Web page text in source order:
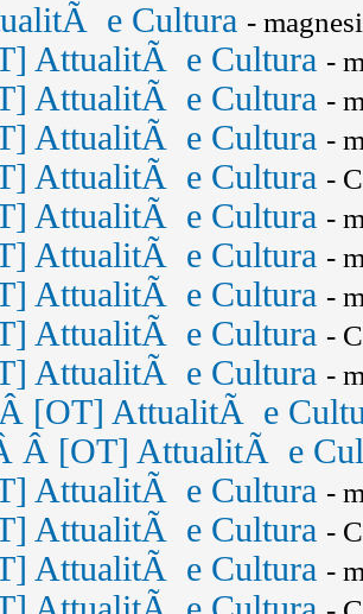
e Cultura -
AttualitÃ e Cultura -
AttualitÃ e Cultura -
AttualitÃ e Cultura -
AttualitÃ e Cultura -
AttualitÃ e Cultura -
AttualitÃ e Cultura -
AttualitÃ e Cultura -
AttualitÃ e Cultura -
AttualitÃ e Cultura -
[OT] AttualitÃ e
Â [OT] AttualitÃ e
AttualitÃ e Cultura -
AttualitÃ e Cultura -
AttualitÃ e Cultura -